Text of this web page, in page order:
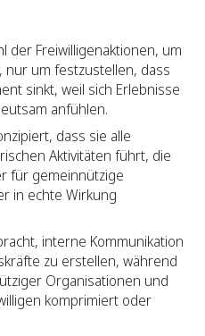
der Freiwilligenaktionen, um
nur um festzustellen, dass
sinkt, weil sich Erlebnisse
anfühlen.
dass sie alle
Aktivitäten führt, die
für gemeinnützige
in echte Wirkung
interne Kommunikation
zu erstellen, während
Organisationen und
komprimiert oder